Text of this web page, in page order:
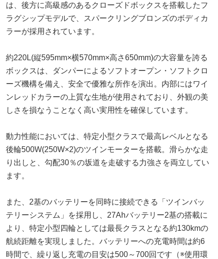
は、後方に高級感のあるクローズドボックスを搭載したフ
ラグシップモデルで、スパークリングブロンズのボディカ
ラーが採用されています。
約220L(縦595mm×横570mm×高さ650mm)の大容量を誇る
ボックスは、ダンパーによるソフトオープン・ソフトクロ
ーズ機構を備え、安全で優雅な所作を演出。内部にはワイ
ンレッドカラーの上質な生地が使用されており、外観の美
しさを損なうことなく高い実用性を確保しています。
動力性能においては、特定小型クラスで最高レベルとなる
後輪500W(250W×2)のツインモーターを搭載。滑らかな走
り出しと、勾配30％の坂道を走破する力強さを両立してい
ます。
また、2基のバッテリーを同時に接続できる「ツインバッ
テリーシステム」を採用し、27Ahバッテリー2基の搭載に
より、特定小型四輪としては最長クラスとなる約130kmの
航続距離を実現しました。バッテリーへの充電時間は約6
時間で、繰り返し充電の目安は500～700回です（※使用環